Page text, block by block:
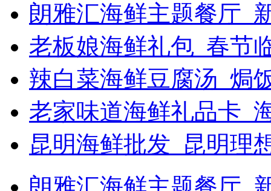
朗雅汇海鲜主题餐厅_
老板娘海鲜礼包_春节
辣白菜海鲜豆腐汤_焗
老家味道海鲜礼品卡_
昆明海鲜批发_昆明理